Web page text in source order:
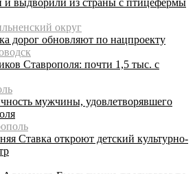
округ
дорог обновляют по нацпроекту
Ставрополя: почти 1,5 тыс. с
мужчины, удовлетворявшего
Ставка откроют детский культурно-